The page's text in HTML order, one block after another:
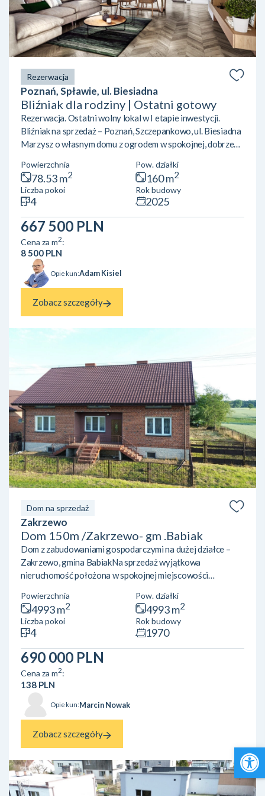
Rezerwacja
Poznań, Spławie, ul. Biesiadna
Bliźniak dla rodziny | Ostatni gotowy
Rezerwacja. Ostatni wolny lokal w I etapie inwestycji.
Bliźniak na sprzedaż – Poznań, Szczepankowo, ul. Biesiadna
Marzysz o własnym domu z ogrodem w spokojnej, dobrze
domów w zabudowie dwulokalowej! Powierzchnia: ok 78,5
m²Lokalizacja: Poznań, Szczepankowo, ul. Biesiadna Układ
pomieszczeń:Parter: przestronny salon z aneksem
kuchennym, łazienkaPiętro: 3 wygodne sypialnieLokal
posiada ogród oraz przypisane miejsce postojowe.Okna od
stro...
Powierzchnia
78.53 m2
Pow. działki
160 m2
Liczba pokoi
4
Rok budowy
2025
667 500 PLN
Cena za m2:
8 500 PLN
Opiekun:Adam Kisiel
Zobacz szczegóły
Dom na sprzedaż
Zakrzewo
Dom 150m /Zakrzewo- gm .Babiak
Dom z zabudowaniami gospodarczymi na dużej działce –
Zakrzewo, gmina BabiakNa sprzedaż wyjątkowa
nieruchomość położona w spokojnej miejscowości
miejsce dla osób ceniących ciszę, przestrzeń oraz bliskość
natury. Wieś liczy zaledwie około 200 mieszkańców i
charakteryzuje się spokojnym, rolniczym
charakterem.Nieruchomość obejmuje dom o powierzchni
użytkowej około 150 m² usytuowany na działce o
powierzchni 50 arów (5000 m²). Dodatkowym atute...
Powierzchnia
4993 m2
Pow. działki
4993 m2
Liczba pokoi
4
Rok budowy
1970
690 000 PLN
Cena za m2:
138 PLN
Opiekun:Marcin Nowak
Zobacz szczegóły